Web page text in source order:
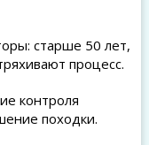
старше 50 лет,
процесс.
контроля
походки.